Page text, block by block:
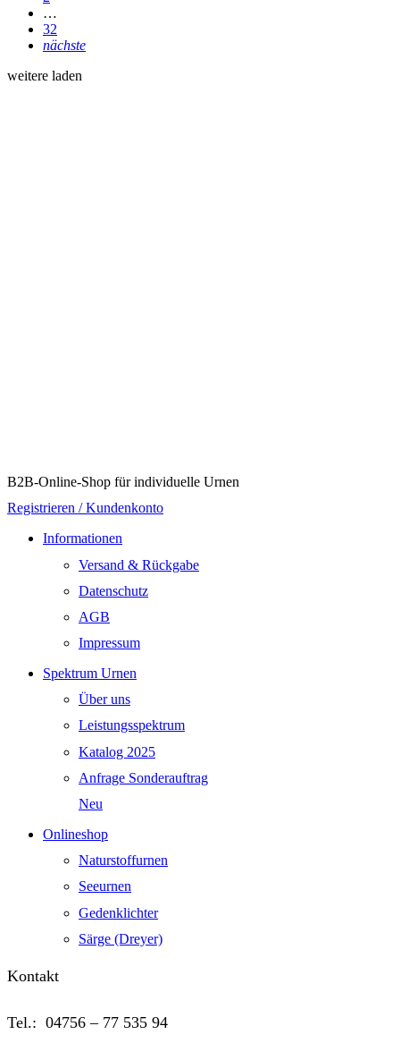
…
32
nächste
weitere laden
B2B-Online-Shop für individuelle Urnen
Registrieren / Kundenkonto
Informationen
Versand & Rückgabe
Datenschutz
AGB
Impressum
Spektrum Urnen
Über uns
Leistungsspektrum
Katalog 2025
Anfrage Sonderauftrag
Neu
Onlineshop
Naturstoffurnen
Seeurnen
Gedenklichter
Särge (Dreyer)
Kontakt
Tel.: 04756 – 77 535 94